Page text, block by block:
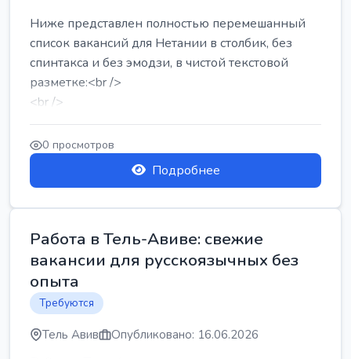
Ниже представлен полностью перемешанный
список вакансий для Нетании в столбик, без
спинтакса и без эмодзи, в чистой текстовой
разметке:<br />
<br />
Работа в Нетании на мебельном производстве:
требу...
0 просмотров
Подробнее
Работа в Тель-Авиве: свежие
вакансии для русскоязычных без
опыта
Требуются
Тель Авив Опубликовано: 16.06.2026